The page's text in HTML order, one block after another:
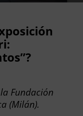
Fundación
(Milán).